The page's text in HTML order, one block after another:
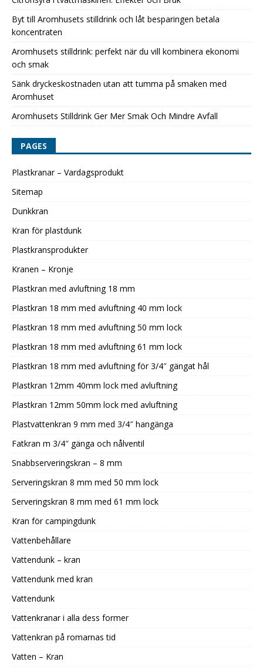
Byt till Aromhusets stilldrink och låt besparingen betala
koncentraten
Aromhusets stilldrink: perfekt när du vill kombinera ekonomi
och smak
Sänk dryckeskostnaden utan att tumma på smaken med
Aromhuset
Aromhusets Stilldrink Ger Mer Smak Och Mindre Avfall
PAGES
Plastkranar – Vardagsprodukt
Sitemap
Dunkkran
Kran för plastdunk
Plastkransprodukter
Kranen – Kronje
Plastkran med avluftning 18 mm
Plastkran 18 mm med avluftning 40 mm lock
Plastkran 18 mm med avluftning 50 mm lock
Plastkran 18 mm med avluftning 61 mm lock
Plastkran 18 mm med avluftning för 3/4″ gängat hål
Plastkran 12mm 40mm lock med avluftning
Plastkran 12mm 50mm lock med avluftning
Plastvattenkran 9 mm med 3/4″ hangänga
Fatkran m 3/4″ gänga och nålventil
Snabbserveringskran – 8 mm
Serveringskran 8 mm med 50 mm lock
Serveringskran 8 mm med 61 mm lock
Kran för campingdunk
Vattenbehållare
Vattendunk – kran
Vattendunk med kran
Vattendunk
Vattenkranar i alla dess former
Vattenkran på romarnas tid
Vatten – Kran